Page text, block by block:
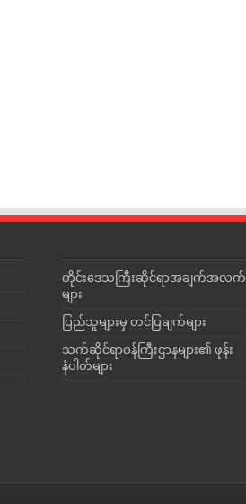
တိုင်းဒေသကြီးဆိုင်ရာအချက်အလက်
များ
ပြည်သူများမှ တင်ပြချက်များ
သက်ဆိုင်ရာဝန်ကြီးဌာနများ၏ ဖုန်း
နံပါတ်များ